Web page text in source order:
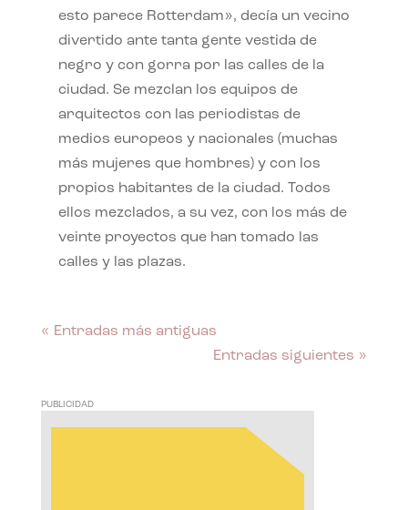
esto parece Rotterdam», decía un vecino
divertido ante tanta gente vestida de
negro y con gorra por las calles de la
ciudad. Se mezclan los equipos de
arquitectos con las periodistas de
medios europeos y nacionales (muchas
más mujeres que hombres) y con los
propios habitantes de la ciudad. Todos
ellos mezclados, a su vez, con los más de
veinte proyectos que han tomado las
calles y las plazas.
« Entradas más antiguas
Entradas siguientes »
PUBLICIDAD